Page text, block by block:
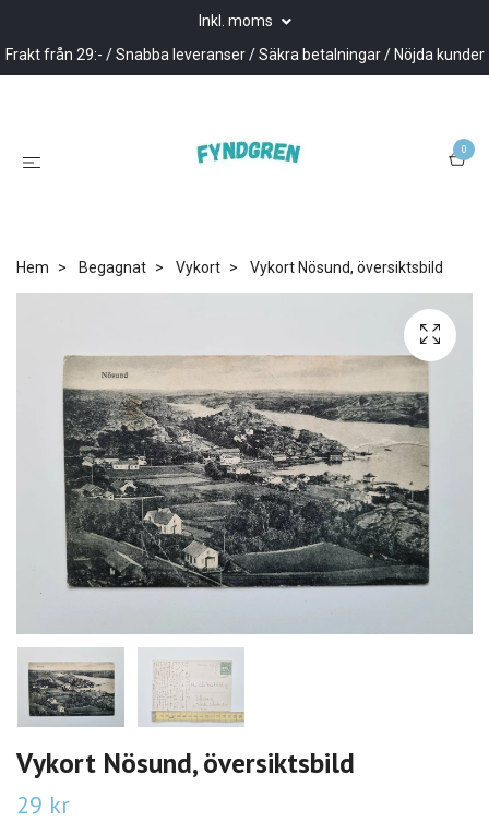
Inkl. moms
Frakt från 29:- / Snabba leveranser / Säkra betalningar / Nöjda kunder
0
Hem Begagnat Vykort Vykort Nösund, översiktsbild
Vykort Nösund, översiktsbild
29 kr